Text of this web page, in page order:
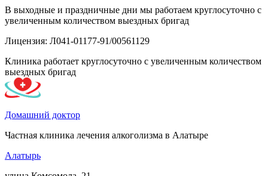
В выходные и праздничные дни мы работаем круглосуточно с
увеличенным количеством выездных бригад
Лицензия: Л041-01177-91/00561129
Клиника работает круглосуточно с увеличенным количеством
выездных бригад
Домашний доктор
Частная клиника лечения алкоголизма в Алатыре
Алатырь